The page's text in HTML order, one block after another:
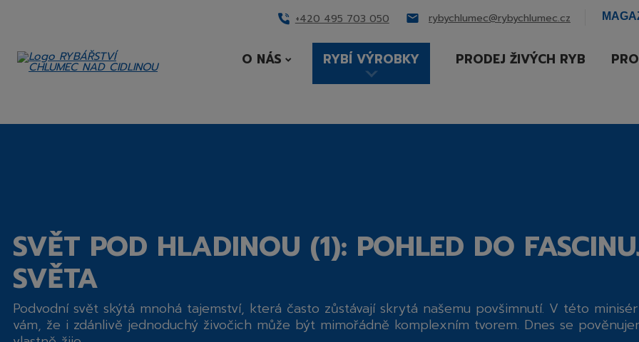
+420 495 703 050 rybychlumec@rybychlumec.cz
O NÁS RYBÍ VÝROBKY PRODEJ ŽIVÝCH RYB
SVĚT POD HLADINOU (1): POHLED DO
SVĚTA
Podvodní svět skýtá mnohá tajemství, která často zůstávají skrytá našemu povšimnutí. V této
vám, že i zdánlivě jednoduchý živočich může být mimořádně komplexním tvorem. Dnes se